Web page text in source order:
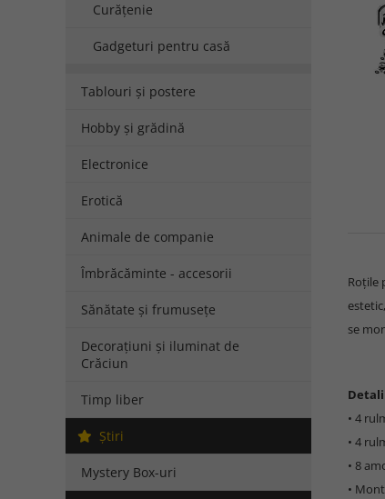
Curățenie
Gadgeturi pentru casă
Tablouri și postere
Hobby și grădină
Electronice
Erotică
Animale de companie
Îmbrăcăminte - accesorii
Sănătate și frumusețe
Decorațiuni și iluminat de
Crăciun
Timp liber
Ştiri
Mystery Box-uri
Roțile
se
• 4
• 4
• 8
•